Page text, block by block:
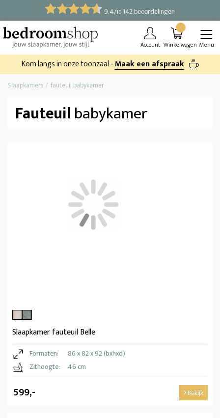
9.4/10 142 beoordelingen
Account Winkelwagen Menu
Kom langs in onze toonzaal -Maak een afspraak
Slaapkamers fauteuil babykamer
Fauteuilbabykamer
Slaapkamer fauteuil Belle
Formaten:
86 x 82 x 92 (bxhxd)
Zithoogte:
46 cm
599,- Bekijk